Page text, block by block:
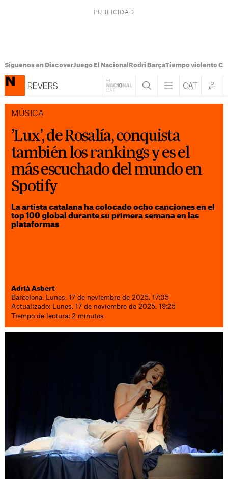
Síguenos en DiscoverJuego El Nacional Rodri BarçaTiempo violento
MÚSICA
’Lux’, de Rosalía, conquista
también los rankings y es el
más escuchado del mundo en
Spotify
La artista catalana ha colocado ocho canciones en el
top 100 global durante su primera semana en las
plataformas
Adrià Asbert
Barcelona. Lunes, 17 de noviembre de 2025. 17:05
Actualizado: Lunes, 17 de noviembre de 2025. 19:25
Tiempo de lectura: 2 minutos